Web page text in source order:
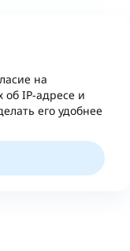
на
об IP-адресе и
его удобнее